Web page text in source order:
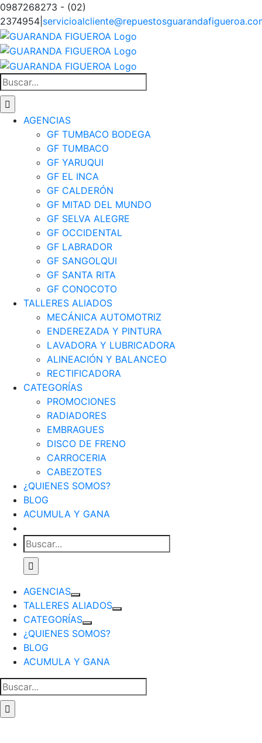
Saltar
al
contenido
0987268273 - (02)
2374954
Facebook
Instagram
Tiktok
Buscar:
AGENCIAS
GF TUMBACO BODEGA
GF TUMBACO
GF YARUQUI
GF EL INCA
GF CALDERÓN
GF MITAD DEL MUNDO
GF SELVA ALEGRE
GF OCCIDENTAL
GF LABRADOR
GF SANGOLQUI
GF SANTA RITA
GF CONOCOTO
TALLERES ALIADOS
MECÁNICA AUTOMOTRIZ
ENDEREZADA Y PINTURA
LAVADORA Y LUBRICADORA
ALINEACIÓN Y BALANCEO
RECTIFICADORA
CATEGORÍAS
PROMOCIONES
RADIADORES
EMBRAGUES
DISCO DE FRENO
CARROCERIA
CABEZOTES
¿QUIENES SOMOS?
BLOG
ACUMULA Y GANA
Buscar:
AGENCIAS
TALLERES ALIADOS
CATEGORÍAS
¿QUIENES SOMOS?
BLOG
ACUMULA Y GANA
Buscar: